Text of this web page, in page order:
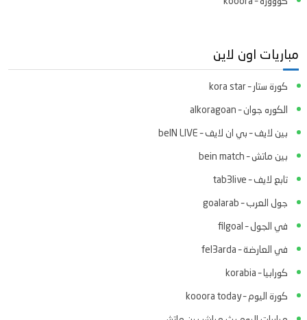
مباريات اون لاين
كورة ستار – kora star
الكوره جوان – alkoragoan
بين لايف – بي ان لايف – beIN LIVE
بين ماتش – bein match
تابع لايف – tab3live
جول العرب – goalarab
في الجول – filgoal
في العارضة – fel3arda
كورابيا – korabia
كورة اليوم – kooora today